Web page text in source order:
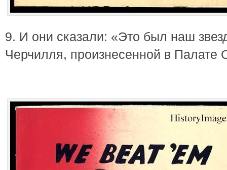
9. И они сказали: «Это был наш
Черчилля, произнесенной в